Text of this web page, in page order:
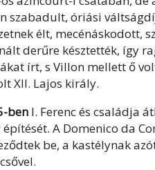
szabadult, óriási
élt,
derűre késztették, így
írt, s Villon mellett ő
XII. Lajos király.
ben I. Ferenc és családja
A Domenico da
be, a kastélynak